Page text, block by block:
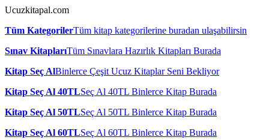
Ucuzkitapal.com
Tüm KategorilerTüm kitap kategorilerine buradan ulaşabilirsin
Sınav KitaplarıTüm Sınavlara Hazırlık Kitapları Burada
Kitap Seç AlBinlerce Çeşit Ucuz Kitaplar Seni Bekliyor
Kitap Seç Al 40TLSeç Al 40TL Binlerce Kitap Burada
Kitap Seç Al 50TLSeç Al 50TL Binlerce Kitap Burada
Kitap Seç Al 60TLSeç Al 60TL Binlerce Kitap Burada